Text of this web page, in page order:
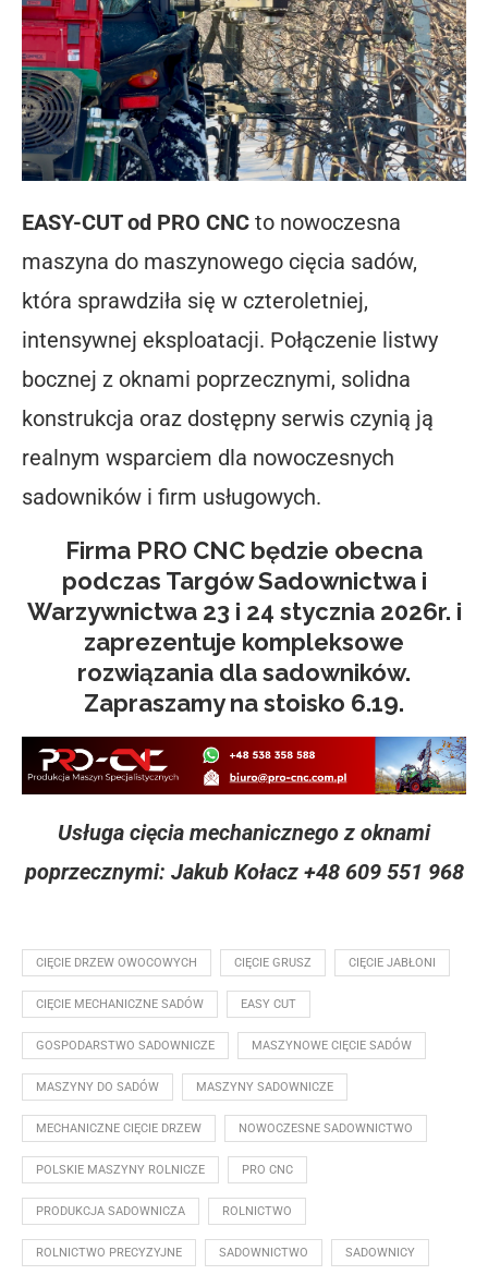
EASY-CUT od PRO CNC to nowoczesna
maszyna do maszynowego cięcia sadów,
która sprawdziła się w czteroletniej,
intensywnej eksploatacji. Połączenie listwy
bocznej z oknami poprzecznymi, solidna
konstrukcja oraz dostępny serwis czynią ją
realnym wsparciem dla nowoczesnych
sadowników i firm usługowych.
Firma PRO CNC będzie obecna
podczas Targów Sadownictwa i
Warzywnictwa 23 i 24 stycznia 2026r. i
zaprezentuje kompleksowe
rozwiązania dla sadowników.
Zapraszamy na stoisko 6.19.
Usługa cięcia mechanicznego z oknami
poprzecznymi: Jakub Kołacz +48 609 551 968
CIĘCIE DRZEW OWOCOWYCH CIĘCIE GRUSZ CIĘCIE JABŁONI
CIĘCIE MECHANICZNE SADÓW EASY CUT
GOSPODARSTWO SADOWNICZE MASZYNOWE CIĘCIE SADÓW
MASZYNY DO SADÓW MASZYNY SADOWNICZE
MECHANICZNE CIĘCIE DRZEW NOWOCZESNE SADOWNICTWO
POLSKIE MASZYNY ROLNICZE PRO CNC
PRODUKCJA SADOWNICZA ROLNICTWO
ROLNICTWO PRECYZYJNE SADOWNICTWO SADOWNICY